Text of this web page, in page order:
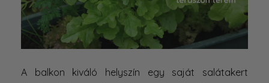
A balkon kiváló helyszín egy saját salátakert